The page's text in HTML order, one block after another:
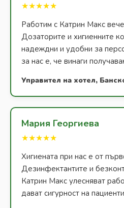
★★★★★
Работим с Катрин Макс
Дозаторите и хигиенните
надеждни и удобни за
за нас е, че винаги
Управител на хотел,
Мария Георгиева
★★★★★
Хигиената при нас е от
Дезинфектантите и
Катрин Макс улесняват
дават сигурност на